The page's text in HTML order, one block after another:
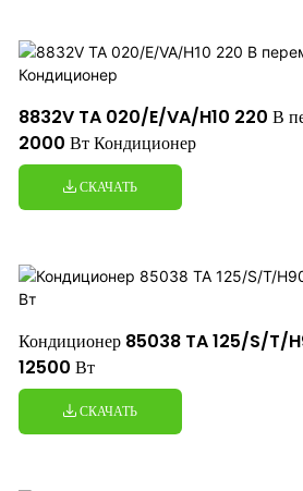
8832V TA 020/E/VA/H10 220 В
2000 Вт Кондиционер
СКАЧАТЬ
Кондиционер 85038 TA 125/S/T/
12500 Вт
СКАЧАТЬ